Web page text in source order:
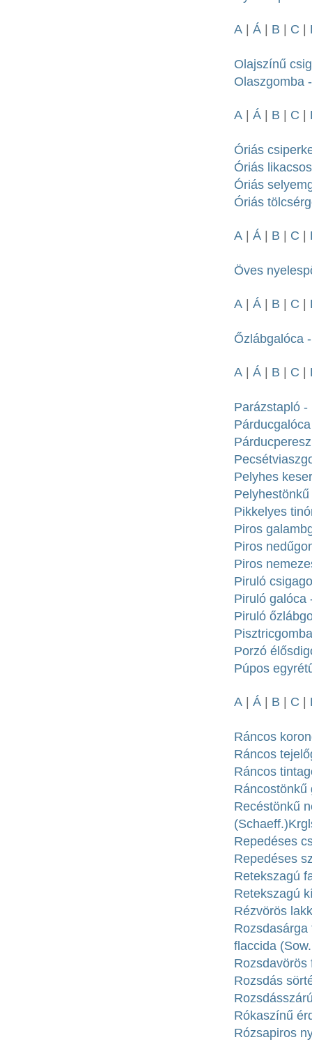
A Á B C
Olajszínű
Olaszgomba
A Á B C
Óriás
Óriás
Óriás
Óriás
A Á B C
Öves
A Á B C
Őzlábgalóca
A Á B C
Parázstapló
Pelyhes
Pikkelyes
Piros
Piros
Piros
Piruló
Piruló galóca
Piruló
Porzó
Púpos
A Á B C
Ráncos
Ráncos
Ráncos
Ráncostönkű
Recéstönkű
Repedéses
Repedéses
Retekszagú
Retekszagú
Rézvörös
flaccida
Rozsdavörös
Rozsdás
Rókaszínű
Rózsapiros